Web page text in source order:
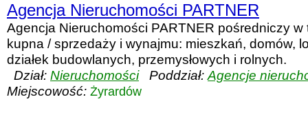
Agencja Nieruchomości PARTNER
Agencja Nieruchomości PARTNER pośredniczy w
kupna / sprzedaży i wynajmu: mieszkań, domów,
działek budowlanych, przemysłowych i rolnych.
Dział: NieruchomościPoddział: Agencje
Miejscowość: Żyrardów